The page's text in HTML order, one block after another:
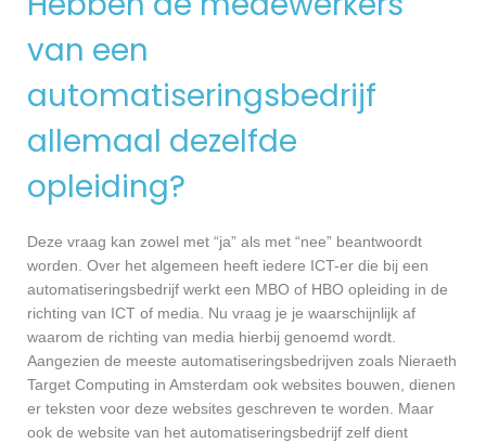
van een
automatiseringsbedrijf
allemaal dezelfde
opleiding?
Deze vraag kan zowel met “ja” als met “nee” beantwoordt
worden. Over het algemeen heeft iedere ICT-er die bij een
automatiseringsbedrijf werkt een MBO of HBO opleiding in de
richting van ICT of media. Nu vraag je je waarschijnlijk af
waarom de richting van media hierbij genoemd wordt.
Aangezien de meeste automatiseringsbedrijven zoals Nieraeth
Target Computing in Amsterdam ook websites bouwen, dienen
er teksten voor deze websites geschreven te worden. Maar
ook de website van het automatiseringsbedrijf zelf dient